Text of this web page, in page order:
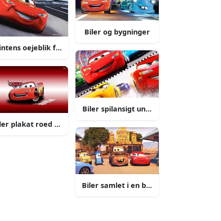
oejeblik fra et hoejhastighedsloeb
plakat roed aestetik
Biler og bygninger
Biler spilansigt under et loeb
Biler samlet i en butikvindu